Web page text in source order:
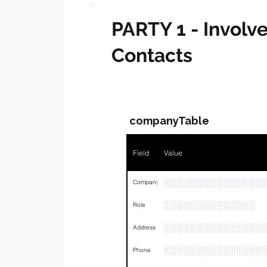
PARTY 1 -
Contacts
companyTable
Field Value
Company
Role ░░░░░░░░░░░░░░
Address
Phone